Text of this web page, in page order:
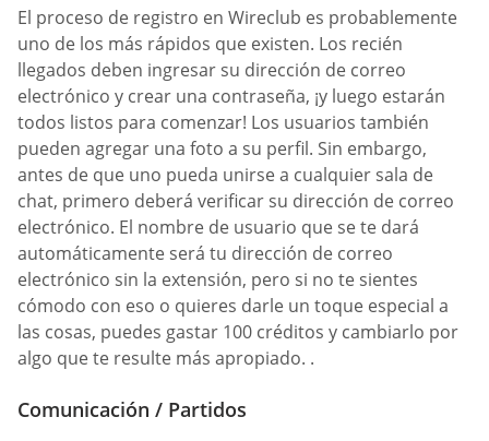
El proceso de registro en Wireclub es probablemente
uno de los más rápidos que existen. Los recién
llegados deben ingresar su dirección de correo
electrónico y crear una contraseña, ¡y luego estarán
todos listos para comenzar! Los usuarios también
pueden agregar una foto a su perfil. Sin embargo,
antes de que uno pueda unirse a cualquier sala de
chat, primero deberá verificar su dirección de correo
electrónico. El nombre de usuario que se te dará
automáticamente será tu dirección de correo
electrónico sin la extensión, pero si no te sientes
cómodo con eso o quieres darle un toque especial a
las cosas, puedes gastar 100 créditos y cambiarlo por
algo que te resulte más apropiado. .
Comunicación / Partidos